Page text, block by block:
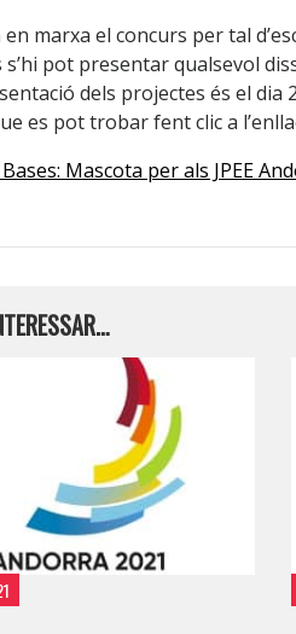
en marxa el concurs per tal
s’hi pot presentar qualsevol
dels projectes és el dia
es pot trobar fent clic a
Mascota per als JPEE